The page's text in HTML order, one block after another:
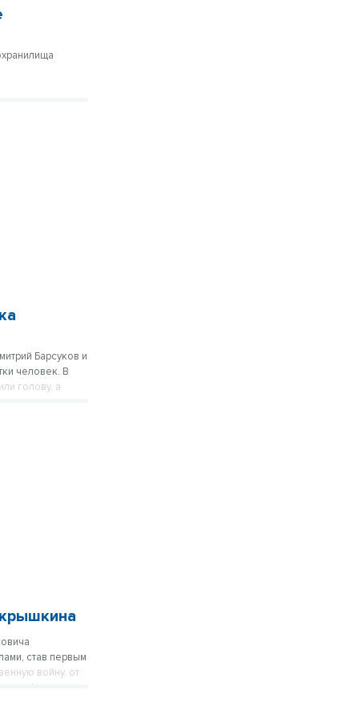
Барсуков и
человек. В
голову, а
став первым
войну, от
неофициально